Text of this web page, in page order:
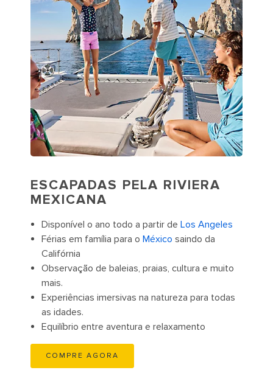
ESCAPADAS PELA RIVIERA
MEXICANA
Disponível o ano todo a partir de Los Angeles
Férias em família para o México saindo da
Califórnia
Observação de baleias, praias, cultura e muito
mais.
Experiências imersivas na natureza para todas
as idades.
Equilíbrio entre aventura e relaxamento
COMPRE AGORA